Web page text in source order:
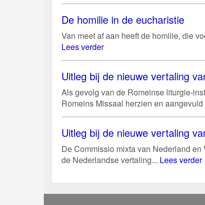
De homilie in de eucharistie
Van meet af aan heeft de homilie, die
Lees verder
Uitleg bij de nieuwe vertaling
Als gevolg van de Romeinse liturgie-
Romeins Missaal herzien en aangevuld
Uitleg bij de nieuwe vertaling
De Commissio mixta van Nederland
de Nederlandse vertaling... Lees verder